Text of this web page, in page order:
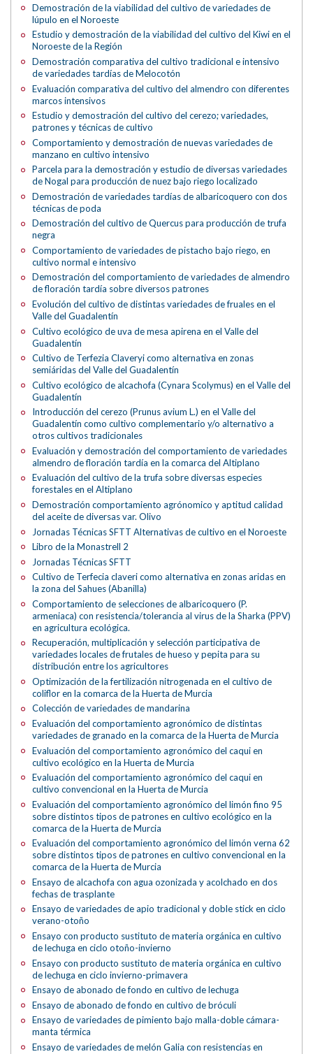
Demostración de la viabilidad del cultivo de variedades de
lúpulo en el Noroeste
Estudio y demostración de la viabilidad del cultivo del Kiwi en el
Noroeste de la Región
Demostración comparativa del cultivo tradicional e intensivo
de variedades tardías de Melocotón
Evaluación comparativa del cultivo del almendro con diferentes
marcos intensivos
Estudio y demostración del cultivo del cerezo; variedades,
patrones y técnicas de cultivo
Comportamiento y demostración de nuevas variedades de
manzano en cultivo intensivo
Parcela para la demostración y estudio de diversas variedades
de Nogal para producción de nuez bajo riego localizado
Demostración de variedades tardías de albaricoquero con dos
técnicas de poda
Demostración del cultivo de Quercus para producción de trufa
negra
Comportamiento de variedades de pistacho bajo riego, en
cultivo normal e intensivo
Demostración del comportamiento de variedades de almendro
de floración tardía sobre diversos patrones
Evolución del cultivo de distintas variedades de fruales en el
Valle del Guadalentín
Cultivo ecológico de uva de mesa apirena en el Valle del
Guadalentín
Cultivo de Terfezia Claveryi como alternativa en zonas
semiáridas del Valle del Guadalentín
Cultivo ecológico de alcachofa (Cynara Scolymus) en el Valle del
Guadalentín
Introducción del cerezo (Prunus avium L.) en el Valle del
Guadalentín como cultivo complementario y/o alternativo a
otros cultivos tradicionales
Evaluación y demostración del comportamiento de variedades
almendro de floración tardía en la comarca del Altiplano
Evaluación del cultivo de la trufa sobre diversas especies
forestales en el Altiplano
Demostración comportamiento agrónomico y aptitud calidad
del aceite de diversas var. Olivo
Jornadas Técnicas SFTT Alternativas de cultivo en el Noroeste
Libro de la Monastrell 2
Jornadas Técnicas SFTT
Cultivo de Terfecia claveri como alternativa en zonas aridas en
la zona del Sahues (Abanilla)
Comportamiento de selecciones de albaricoquero (P.
armeniaca) con resistencia/tolerancia al virus de la Sharka (PPV)
en agricultura ecológica.
Recuperación, multiplicación y selección participativa de
variedades locales de frutales de hueso y pepita para su
distribución entre los agricultores
Optimización de la fertilización nitrogenada en el cultivo de
coliflor en la comarca de la Huerta de Murcia
Colección de variedades de mandarina
Evaluación del comportamiento agronómico de distintas
variedades de granado en la comarca de la Huerta de Murcia
Evaluación del comportamiento agronómico del caqui en
cultivo ecológico en la Huerta de Murcia
Evaluación del comportamiento agronómico del caqui en
cultivo convencional en la Huerta de Murcia
Evaluación del comportamiento agronómico del limón fino 95
sobre distintos tipos de patrones en cultivo ecológico en la
comarca de la Huerta de Murcia
Evaluación del comportamiento agronómico del limón verna 62
sobre distintos tipos de patrones en cultivo convencional en la
comarca de la Huerta de Murcia
Ensayo de alcachofa con agua ozonizada y acolchado en dos
fechas de trasplante
Ensayo de variedades de apio tradicional y doble stick en ciclo
verano-otoño
Ensayo con producto sustituto de materia orgánica en cultivo
de lechuga en ciclo otoño-invierno
Ensayo con producto sustituto de materia orgánica en cultivo
de lechuga en ciclo invierno-primavera
Ensayo de abonado de fondo en cultivo de lechuga
Ensayo de abonado de fondo en cultivo de bróculi
Ensayo de variedades de pimiento bajo malla-doble cámara-
manta térmica
Ensayo de variedades de melón Galia con resistencias en